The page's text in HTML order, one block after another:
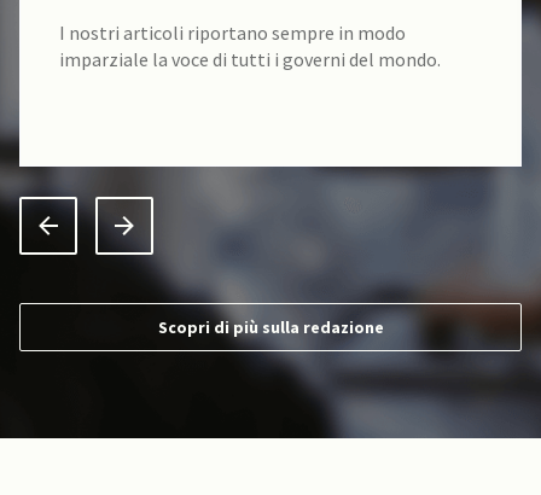
I nostri articoli riportano sempre in modo
imparziale la voce di tutti i governi del mondo.
Scopri di più sulla redazione